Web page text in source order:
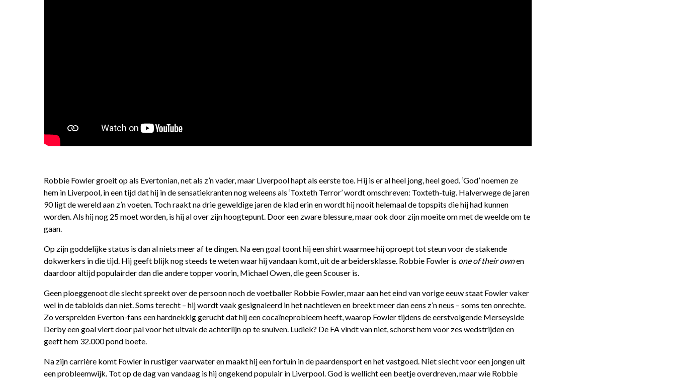
Robbie Fowler groeit op als Evertonian, net als z’n vader, maar Liverpool hapt als eerste toe. Hij is er al heel jong, heel goed. ‘God’ noemen ze
hem in Liverpool, in een tijd dat hij in de sensatiekranten nog weleens als ‘Toxteth Terror’ wordt omschreven: Toxteth-tuig. Halverwege de jaren
90 ligt de wereld aan z’n voeten. Toch raakt na drie geweldige jaren de klad erin en wordt hij nooit helemaal de topspits die hij had kunnen
worden. Als hij nog 25 moet worden, is hij al over zijn hoogtepunt. Door een zware blessure, maar ook door zijn moeite om met de weelde om te
gaan.
Op zijn goddelijke status is dan al niets meer af te dingen. Na een goal toont hij een shirt waarmee hij oproept tot steun voor de stakende
dokwerkers in die tijd. Hij geeft blijk nog steeds te weten waar hij vandaan komt, uit de arbeidersklasse. Robbie Fowler is one of their ownen
daardoor altijd populairder dan die andere topper voorin, Michael Owen, die geen Scouser is.
Geen ploeggenoot die slecht spreekt over de persoon noch de voetballer Robbie Fowler, maar aan het eind van vorige eeuw staat Fowler vaker
wel in de tabloids dan niet. Soms terecht – hij wordt vaak gesignaleerd in het nachtleven en breekt meer dan eens z’n neus – soms ten onrechte.
Zo verspreiden Everton-fans een hardnekkig gerucht dat hij een cocaïneprobleem heeft, waarop Fowler tijdens de eerstvolgende Merseyside
Derby een goal viert door pal voor het uitvak de achterlijn op te snuiven. Ludiek? De FA vindt van niet, schorst hem voor zes wedstrijden en
geeft hem 32.000 pond boete.
Na zijn carrière komt Fowler in rustiger vaarwater en maakt hij een fortuin in de paardensport en het vastgoed. Niet slecht voor een jongen uit
een probleemwijk. Tot op de dag van vandaag is hij ongekend populair in Liverpool. God is wellicht een beetje overdreven, maar wie Robbie